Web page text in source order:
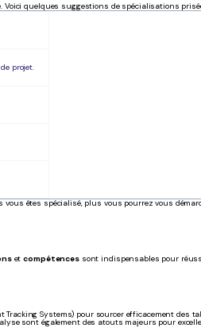
quelques suggestions de spécialisations
projet.
vous êtes spécialisé, plus vous pourrez vous
etcompétencessont indispensables pour
Systems) pour sourcer efficacement des
sont également des atouts majeurs pour